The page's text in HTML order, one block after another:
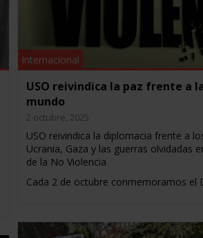
Internacional
USO reivindica la paz frente a
mundo
2 octubre, 2025
USO reivindica la diplomacia frente a
Ucrania, Gaza y las guerras olvidadas
de la No Violencia
Cada 2 de octubre conmemoramos el